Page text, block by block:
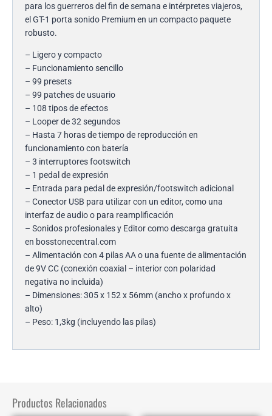
para los guerreros del fin de semana e intérpretes viajeros,
el GT-1 porta sonido Premium en un compacto paquete
robusto.
– Ligero y compacto
– Funcionamiento sencillo
– 99 presets
– 99 patches de usuario
– 108 tipos de efectos
– Looper de 32 segundos
– Hasta 7 horas de tiempo de reproducción en
funcionamiento con batería
– 3 interruptores footswitch
– 1 pedal de expresión
– Entrada para pedal de expresión/footswitch adicional
– Conector USB para utilizar con un editor, como una
interfaz de audio o para reamplificación
– Sonidos profesionales y Editor como descarga gratuita
en bosstonecentral.com
– Alimentación con 4 pilas AA o una fuente de alimentación
de 9V CC (conexión coaxial – interior con polaridad
negativa no incluida)
– Dimensiones: 305 x 152 x 56mm (ancho x profundo x
alto)
– Peso: 1,3kg (incluyendo las pilas)
Productos Relacionados